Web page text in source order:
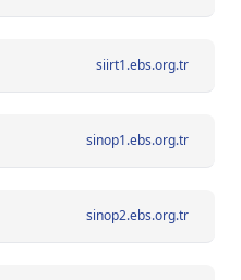
siirt1.ebs.org.tr
sinop1.ebs.org.tr
sinop2.ebs.org.tr